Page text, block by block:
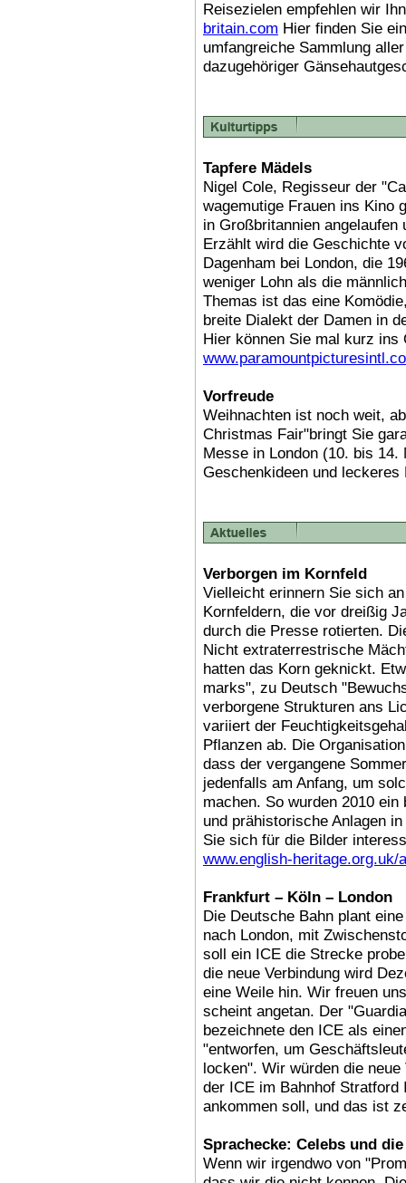
Reisezielen empfehlen wir
britain.com Hier finden Sie
umfangreiche Sammlung
dazugehöriger
Tapfere Mädels
Nigel Cole, Regisseur der
wagemutige Frauen ins Kino
in Großbritannien
Erzählt wird die Geschichte
Dagenham bei London, die
weniger Lohn als die
Themas ist das eine
breite Dialekt der Damen in
Hier können Sie mal kurz ins
Vorfreude
Weihnachten ist noch weit,
Christmas Fair"bringt Sie
Messe in London (10. bis
Geschenkideen und
Verborgen im Kornfeld
Vielleicht erinnern Sie sich
Kornfeldern, die vor dreißig
durch die Presse rotierten.
Nicht extraterrestrische
hatten das Korn geknickt.
marks", zu Deutsch
verborgene Strukturen ans
variiert der
Pflanzen ab. Die
dass der vergangene
jedenfalls am Anfang, um
machen. So wurden 2010
und prähistorische Anlagen
Sie sich für die Bilder
www.english-
Frankfurt – Köln – London
Die Deutsche Bahn plant
nach London, mit
soll ein ICE die Strecke
die neue Verbindung wird
eine Weile hin. Wir freuen
scheint angetan. Der
bezeichnete den ICE als
"entworfen, um
locken". Wir würden die
der ICE im Bahnhof Stratford
ankommen soll, und das ist
Sprachecke: Celebs und
Wenn wir irgendwo von